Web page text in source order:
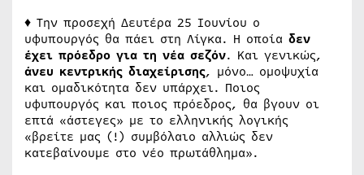
♦ Την προσεχή Δευτέρα 25 Ιουνίου ο
υφυπουργός θα πάει στη Λίγκα. Η οποία δεν
έχει πρόεδρο για τη νέα σεζόν. Και γενικώς,
άνευ κεντρικής διαχείρισης, μόνο… ομοψυχία
και ομαδικότητα δεν υπάρχει. Ποιος
υφυπουργός και ποιος πρόεδρος, θα βγουν οι
επτά «άστεγες» με το ελληνικής λογικής
«βρείτε μας (!) συμβόλαιο αλλιώς δεν
κατεβαίνουμε στο νέο πρωτάθλημα».